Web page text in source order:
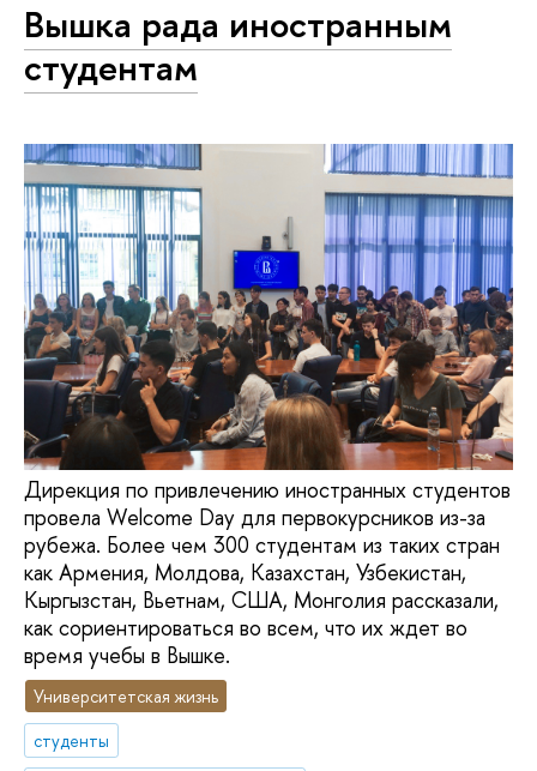
Вышка рада иностранным
студентам
Дирекция по привлечению иностранных студентов
провела Welcome Day для первокурсников из-за
рубежа. Более чем 300 студентам из таких стран
как Армения, Молдова, Казахстан, Узбекистан,
Кыргызстан, Вьетнам, США, Монголия рассказали,
как сориентироваться во всем, что их ждет во
время учебы в Вышке.
Университетская жизнь
студенты